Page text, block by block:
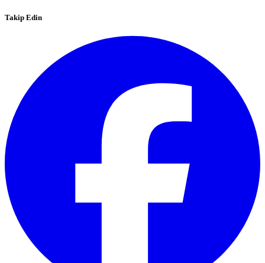
Takip Edin